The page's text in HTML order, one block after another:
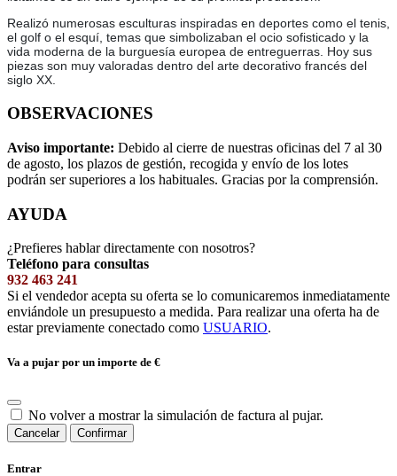
Realizó numerosas esculturas inspiradas en deportes como el tenis,
el golf o el esquí, temas que simbolizaban el ocio sofisticado y la
vida moderna de la burguesía europea de entreguerras. Hoy sus
piezas son muy valoradas dentro del arte decorativo francés del
siglo XX.
OBSERVACIONES
Aviso importante: Debido al cierre de nuestras oficinas del 7 al 30
de agosto, los plazos de gestión, recogida y envío de los lotes
podrán ser superiores a los habituales. Gracias por la comprensión.
AYUDA
¿Prefieres hablar directamente con nosotros?
Teléfono para consultas
932 463 241
Si el vendedor acepta su oferta se lo comunicaremos inmediatamente
enviándole un presupuesto a medida. Para realizar una oferta ha de
estar previamente conectado como USUARIO.
Va a pujar por un importe de €
No volver a mostrar la simulación de factura al pujar.
Cancelar Confirmar
Entrar